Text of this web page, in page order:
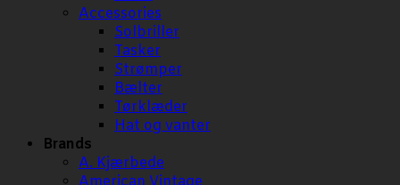
Accessories
Solbriller
Tasker
Strømper
Bælter
Tørklæder
Hat og vanter
Brands
A. Kjærbede